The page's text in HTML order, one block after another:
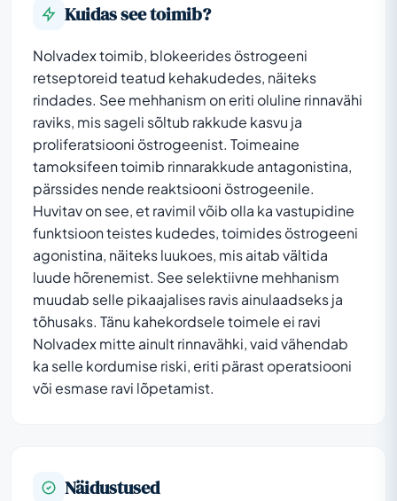
Kuidas see toimib?
Nolvadex toimib, blokeerides östrogeeni
retseptoreid teatud kehakudedes, näiteks
rindades. See mehhanism on eriti oluline rinnavähi
raviks, mis sageli sõltub rakkude kasvu ja
proliferatsiooni östrogeenist. Toimeaine
tamoksifeen toimib rinnarakkude antagonistina,
pärssides nende reaktsiooni östrogeenile.
Huvitav on see, et ravimil võib olla ka vastupidine
funktsioon teistes kudedes, toimides östrogeeni
agonistina, näiteks luukoes, mis aitab vältida
luude hõrenemist. See selektiivne mehhanism
muudab selle pikaajalises ravis ainulaadseks ja
tõhusaks. Tänu kahekordsele toimele ei ravi
Nolvadex mitte ainult rinnavähki, vaid vähendab
ka selle kordumise riski, eriti pärast operatsiooni
või esmase ravi lõpetamist.
Näidustused